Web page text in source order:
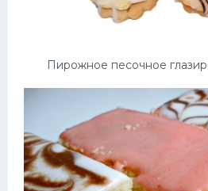
Пирожное песочное